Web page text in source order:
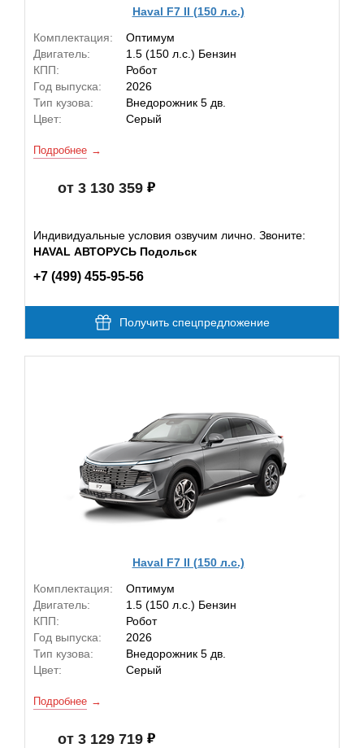
Haval F7 II (150 л.с.)
Комплектация:
Оптимум
Двигатель:
1.5 (150 л.с.) Бензин
КПП:
Робот
Год выпуска:
2026
Тип кузова:
Внедорожник 5 дв.
Цвет:
Серый
Подробнее
от 3 130 359
Индивидуальные условия озвучим лично. Звоните:
HAVAL АВТОРУСЬ Подольск
+7 (499) 455-95-56
Получить спецпредложение
Haval F7 II (150 л.с.)
Комплектация:
Оптимум
Двигатель:
1.5 (150 л.с.) Бензин
КПП:
Робот
Год выпуска:
2026
Тип кузова:
Внедорожник 5 дв.
Цвет:
Серый
Подробнее
от 3 129 719